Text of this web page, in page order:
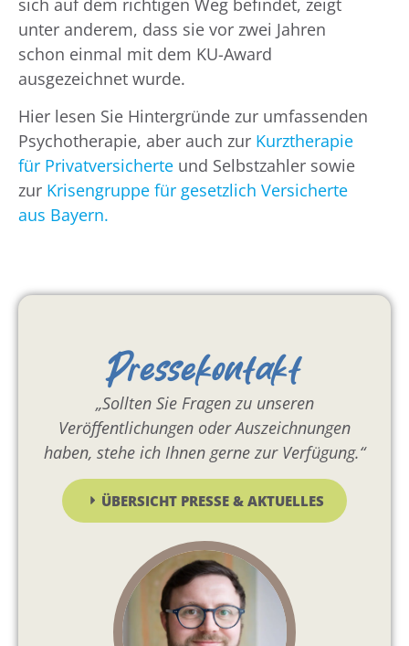
unter anderem, dass sie vor zwei Jahren
schon einmal mit dem KU-Award
ausgezeichnet wurde.
Hier lesen Sie Hintergründe zur umfassenden
Psychotherapie, aber auch zur Kurztherapie
für Privatversicherte und Selbstzahler sowie
zur Krisengruppe für gesetzlich Versicherte
aus Bayern.
Pressekontakt
„Sollten Sie Fragen zu unseren
Veröffentlichungen oder Auszeichnungen
haben, stehe ich Ihnen gerne zur Verfügung.“
ÜBERSICHT PRESSE & AKTUELLES